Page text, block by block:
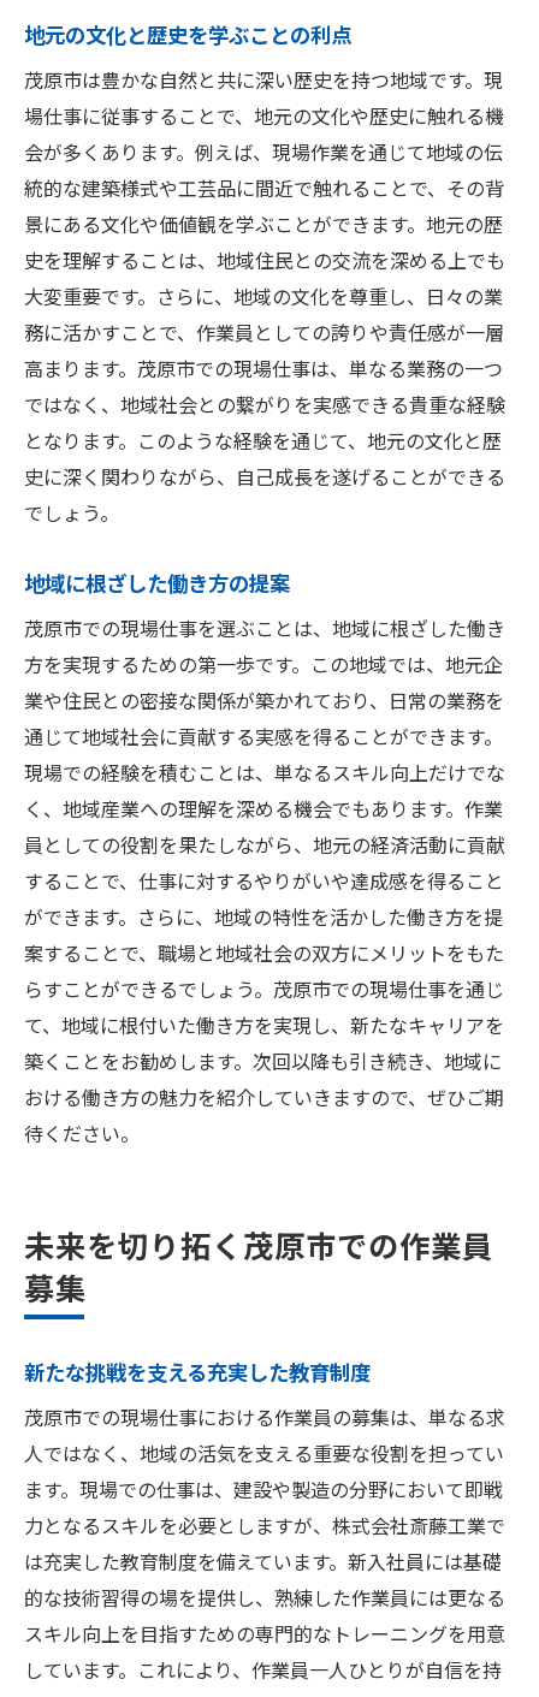
地元の文化と歴史を学ぶことの利点
茂原市は豊かな自然と共に深い歴史を持つ地域です。現
場仕事に従事することで、地元の文化や歴史に触れる機
会が多くあります。例えば、現場作業を通じて地域の伝
統的な建築様式や工芸品に間近で触れることで、その背
景にある文化や価値観を学ぶことができます。地元の歴
史を理解することは、地域住民との交流を深める上でも
大変重要です。さらに、地域の文化を尊重し、日々の業
務に活かすことで、作業員としての誇りや責任感が一層
高まります。茂原市での現場仕事は、単なる業務の一つ
ではなく、地域社会との繋がりを実感できる貴重な経験
となります。このような経験を通じて、地元の文化と歴
史に深く関わりながら、自己成長を遂げることができる
でしょう。
地域に根ざした働き方の提案
茂原市での現場仕事を選ぶことは、地域に根ざした働き
方を実現するための第一歩です。この地域では、地元企
業や住民との密接な関係が築かれており、日常の業務を
通じて地域社会に貢献する実感を得ることができます。
現場での経験を積むことは、単なるスキル向上だけでな
く、地域産業への理解を深める機会でもあります。作業
員としての役割を果たしながら、地元の経済活動に貢献
することで、仕事に対するやりがいや達成感を得ること
ができます。さらに、地域の特性を活かした働き方を提
案することで、職場と地域社会の双方にメリットをもた
らすことができるでしょう。茂原市での現場仕事を通じ
て、地域に根付いた働き方を実現し、新たなキャリアを
築くことをお勧めします。次回以降も引き続き、地域に
おける働き方の魅力を紹介していきますので、ぜひご期
待ください。
未来を切り拓く茂原市での作業員
募集
新たな挑戦を支える充実した教育制度
茂原市での現場仕事における作業員の募集は、単なる求
人ではなく、地域の活気を支える重要な役割を担ってい
ます。現場での仕事は、建設や製造の分野において即戦
力となるスキルを必要としますが、株式会社斎藤工業で
は充実した教育制度を備えています。新入社員には基礎
的な技術習得の場を提供し、熟練した作業員には更なる
スキル向上を目指すための専門的なトレーニングを用意
しています。これにより、作業員一人ひとりが自信を持